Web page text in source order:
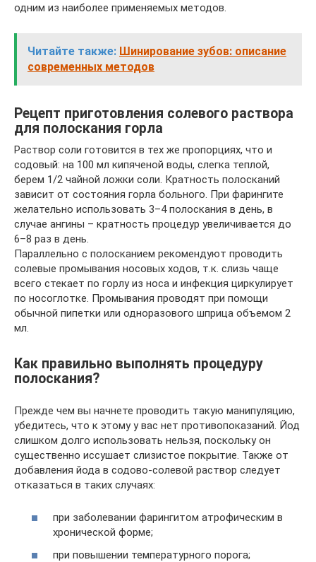
одним из наиболее применяемых методов.
Читайте также: Шинирование зубов: описание
современных методов
Рецепт приготовления солевого раствора
для полоскания горла
Раствор соли готовится в тех же пропорциях, что и
содовый: на 100 мл кипяченой воды, слегка теплой,
берем 1/2 чайной ложки соли. Кратность полосканий
зависит от состояния горла больного. При фарингите
желательно использовать 3–4 полоскания в день, в
случае ангины – кратность процедур увеличивается до
6–8 раз в день.
Параллельно с полосканием рекомендуют проводить
солевые промывания носовых ходов, т.к. слизь чаще
всего стекает по горлу из носа и инфекция циркулирует
по носоглотке. Промывания проводят при помощи
обычной пипетки или одноразового шприца объемом 2
мл.
Как правильно выполнять процедуру
полоскания?
Прежде чем вы начнете проводить такую манипуляцию,
убедитесь, что к этому у вас нет противопоказаний. Йод
слишком долго использовать нельзя, поскольку он
существенно иссушает слизистое покрытие. Также от
добавления йода в содово-солевой раствор следует
отказаться в таких случаях:
при заболевании фарингитом атрофическим в
хронической форме;
при повышении температурного порога;